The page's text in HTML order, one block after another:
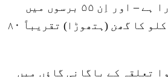
۵۰۰ بار ہتھوڑا مارا ہے – اور اِن ۵۵ برسوں میں
کلو کاگھن
(ہتھوڑا) تقریباً ۸۰
تعلقہ کے باگانی گاؤں میں